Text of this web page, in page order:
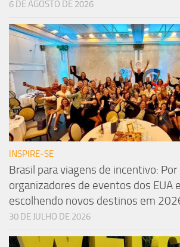
6 DE AGOSTO DE 2026
INSPIRE-SE
Brasil para viagens de incentivo: Por
organizadores de eventos dos EUA
escolhendo novos destinos em
30 DE JULHO DE 2026